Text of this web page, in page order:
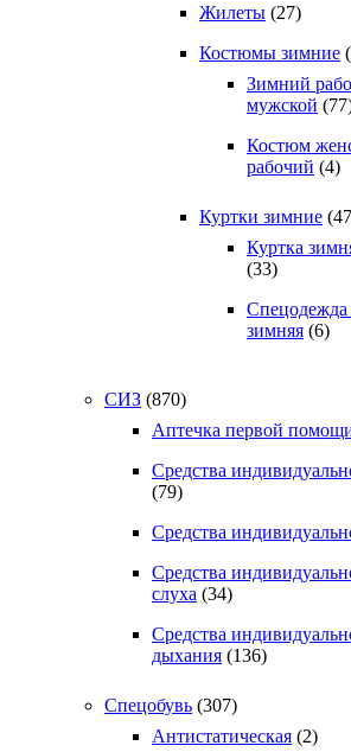
Жилеты (27)
Костюмы зимние
Зимний
мужской
Костюм
рабочий (4)
Куртки зимние
Куртка
(33)
Спецодежда
зимняя (6)
СИЗ (870)
Аптечка первой
Средства
(79)
Средства
Средства
слуха (34)
Средства
дыхания (136)
Спецобувь (307)
Антистатическая (2)